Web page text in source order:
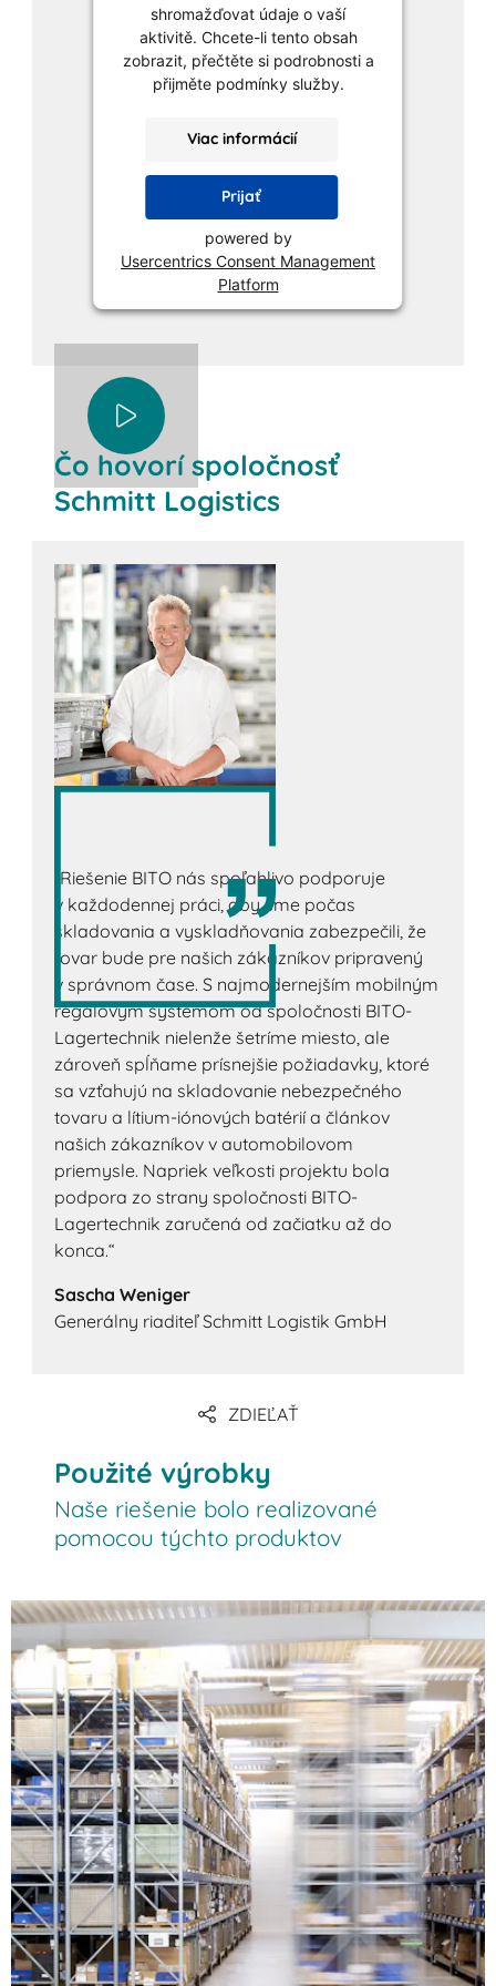
shromažďovat údaje o vaší
aktivitě. Chcete-li tento obsah
zobrazit, přečtěte si podrobnosti a
přijměte podmínky služby.
Viac informácií
Prijať
powered by
Usercentrics Consent Management
Platform
Čo hovorí spoločnosť
Schmitt Logistics
„Riešenie BITO nás spoľahlivo podporuje
v každodennej práci, aby sme počas
skladovania a vyskladňovania zabezpečili, že
tovar bude pre našich zákazníkov pripravený
v správnom čase. S najmodernejším mobilným
regálovým systémom od spoločnosti BITO-
Lagertechnik nielenže šetríme miesto, ale
zároveň spĺňame prísnejšie požiadavky, ktoré
sa vzťahujú na skladovanie nebezpečného
tovaru a lítium-iónových batérií a článkov
našich zákazníkov v automobilovom
priemysle. Napriek veľkosti projektu bola
podpora zo strany spoločnosti BITO-
Lagertechnik zaručená od začiatku až do
konca.“
Sascha Weniger
Generálny riaditeľ Schmitt Logistik GmbH
ZDIEĽAŤ
Použité výrobky
Naše riešenie bolo realizované
pomocou týchto produktov